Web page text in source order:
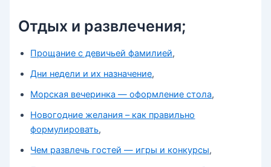
Отдых и развлечения;
Прощание с девичьей фамилией,
Дни недели и их назначение,
Морская вечеринка — оформление стола,
Новогодние желания – как правильно
формулировать,
Чем развлечь гостей — игры и конкурсы,